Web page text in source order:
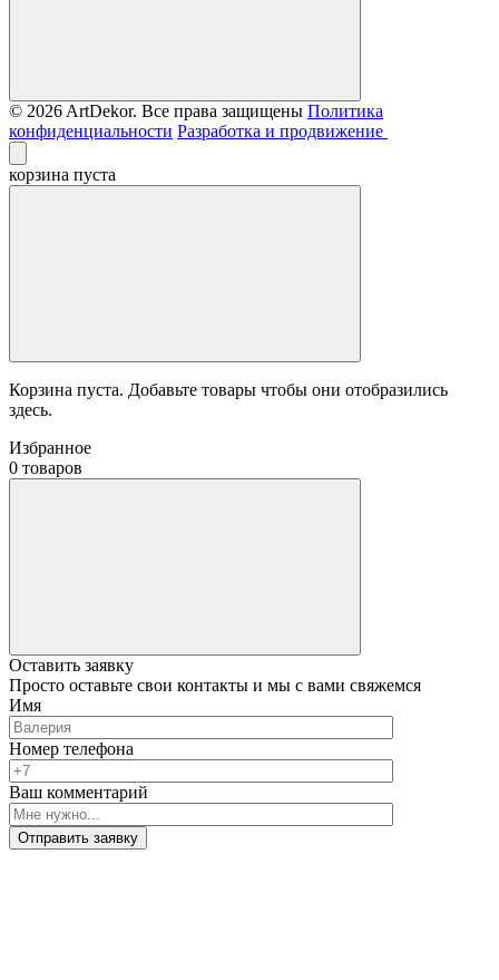
© 2026 ArtDekor. Все права защищены Политика
конфиденциальности Разработка и продвижение
корзина пуста
Корзина пуста. Добавьте товары чтобы они отобразились
здесь.
Избранное
0 товаров
Оставить заявку
Просто оставьте свои контакты и мы с вами свяжемся
Имя
Номер телефона
Ваш комментарий
Отправить заявку